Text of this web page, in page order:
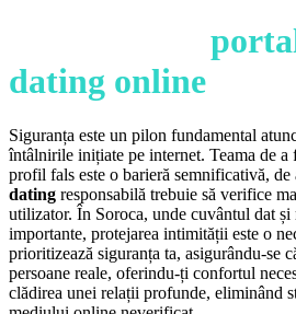
dating online
Siguranța este un pilon fundamental
întâlnirile inițiate pe internet. Teama de a
profil fals este o barieră semnificativă, de
dating responsabilă trebuie să verifice
utilizator. În Soroca, unde cuvântul dat și
importante, protejarea intimității este o
prioritizează siguranța ta, asigurându-se
persoane reale, oferindu-ți confortul
clădirea unei relații profunde, eliminând